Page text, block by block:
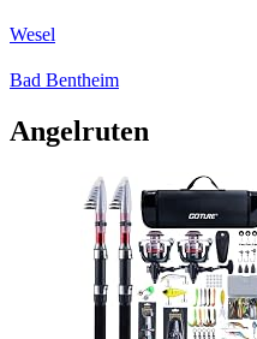
Wesel
Bad Bentheim
Angelruten